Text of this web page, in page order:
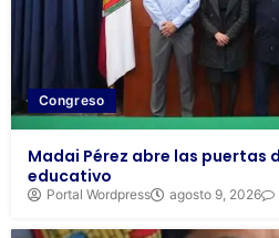
Congreso
Madai Pérez abre las puertas
educativo
Portal Wordpress agosto 9, 2026